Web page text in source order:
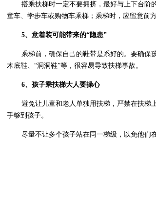
搭乘扶梯时一定不要拥挤，最好与上下台阶
童车、学步车或购物车乘梯；乘梯时，应留意前
5、意着装可能带来的“隐患”
乘梯前，确保自己的鞋带是系好的。要确保
木底鞋、“洞洞鞋”等，很容易导致扶梯事故。
6、孩子乘扶梯大人要操心
避免让儿童和老人单独用扶梯，严禁在扶梯
手够到孩子。
尽量不让多个孩子站在同一梯级，以免他们